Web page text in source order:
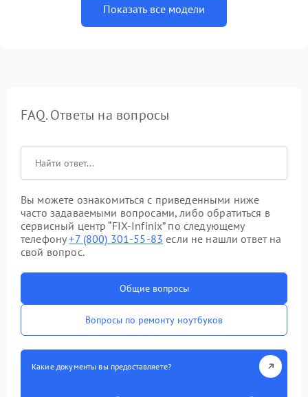
Показать все модели
FAQ. Ответы на вопросы
Вы можете ознакомиться с приведенными ниже
часто задаваемыми вопросами, либо обратиться в
сервисный центр “FIX-Infinix” по следующему
телефону+7 (800) 301-55-83 если не нашли ответ на
свой вопрос.
Общие вопросы
Вопросы по ремонту ноутбуков
Какие документы вы предоставляете?